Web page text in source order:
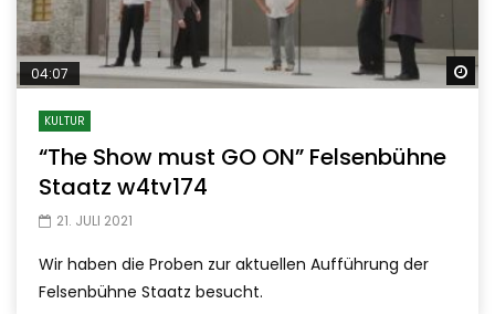
04:07
KULTUR
“The Show must GO ON” Felsenbühne
Staatz w4tv174
21. JULI 2021
Wir haben die Proben zur aktuellen Aufführung der
Felsenbühne Staatz besucht.